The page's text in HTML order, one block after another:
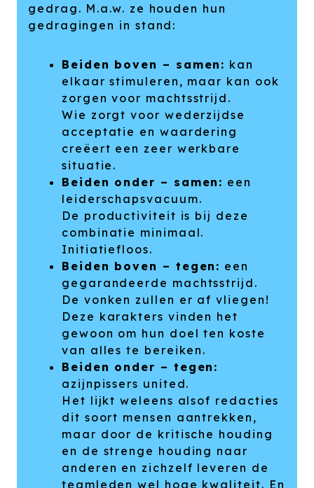
gedrag. M.a.w. ze houden hun
gedragingen in stand:
Beiden boven – samen: kan
elkaar stimuleren, maar kan ook
zorgen voor machtsstrijd.
Wie zorgt voor wederzijdse
acceptatie en waardering
creëert een zeer werkbare
situatie.
Beiden onder – samen: een
leiderschapsvacuum.
De productiviteit is bij deze
combinatie minimaal.
Initiatiefloos.
Beiden boven – tegen: een
gegarandeerde machtsstrijd.
De vonken zullen er af vliegen!
Deze karakters vinden het
gewoon om hun doel ten koste
van alles te bereiken.
Beiden onder – tegen:
azijnpissers united.
Het lijkt weleens alsof redacties
dit soort mensen aantrekken,
maar door de kritische houding
en de strenge houding naar
anderen en zichzelf leveren de
teamleden wel hoge kwaliteit. En